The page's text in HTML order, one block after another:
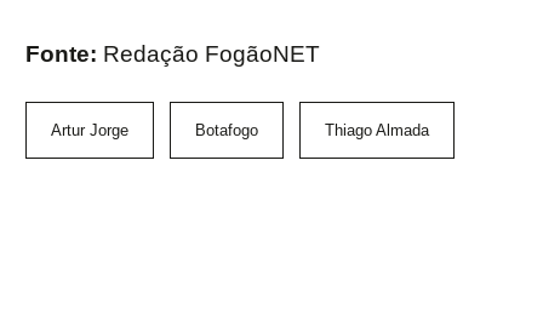
Fonte: Redação FogãoNET
Artur Jorge Botafogo Thiago Almada